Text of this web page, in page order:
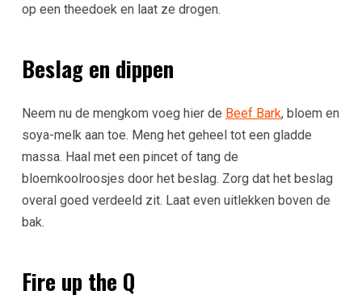
op een theedoek en laat ze drogen.
Beslag en dippen
Neem nu de mengkom voeg hier de Beef Bark, bloem en
soya-melk aan toe. Meng het geheel tot een gladde
massa. Haal met een pincet of tang de
bloemkoolroosjes door het beslag. Zorg dat het beslag
overal goed verdeeld zit. Laat even uitlekken boven de
bak.
Fire up the Q